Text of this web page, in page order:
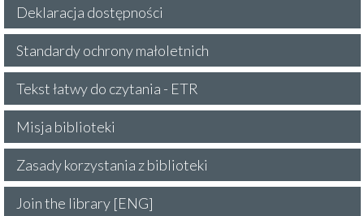
Deklaracja dostępności
Standardy ochrony małoletnich
Tekst łatwy do czytania - ETR
Misja biblioteki
Zasady korzystania z biblioteki
Join the library [ENG]